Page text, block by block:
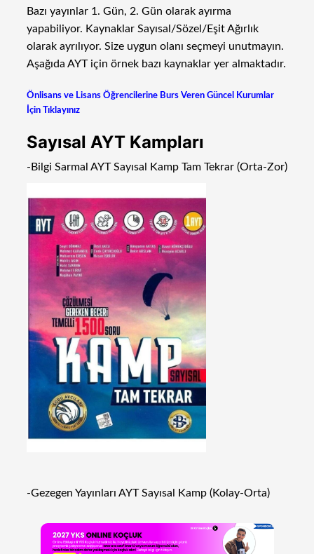
Bazı yayınlar 1. Gün, 2. Gün olarak ayırma
yapabiliyor. Kaynaklar Sayısal/Sözel/Eşit Ağırlık
olarak ayrılıyor. Size uygun olanı seçmeyi unutmayın.
Aşağıda AYT için örnek bazı kaynaklar yer almaktadır.
Önlisans ve Lisans Öğrencilerine Burs Veren Güncel Kurumlar
İçin Tıklayınız
Sayısal AYT Kampları
-Bilgi Sarmal AYT Sayısal Kamp Tam Tekrar (Orta-Zor)
-Gezegen Yayınları AYT Sayısal Kamp (Kolay-Orta)